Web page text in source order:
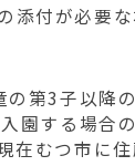
付が必要な
の第3子以降
園する場合の
むつ市に住